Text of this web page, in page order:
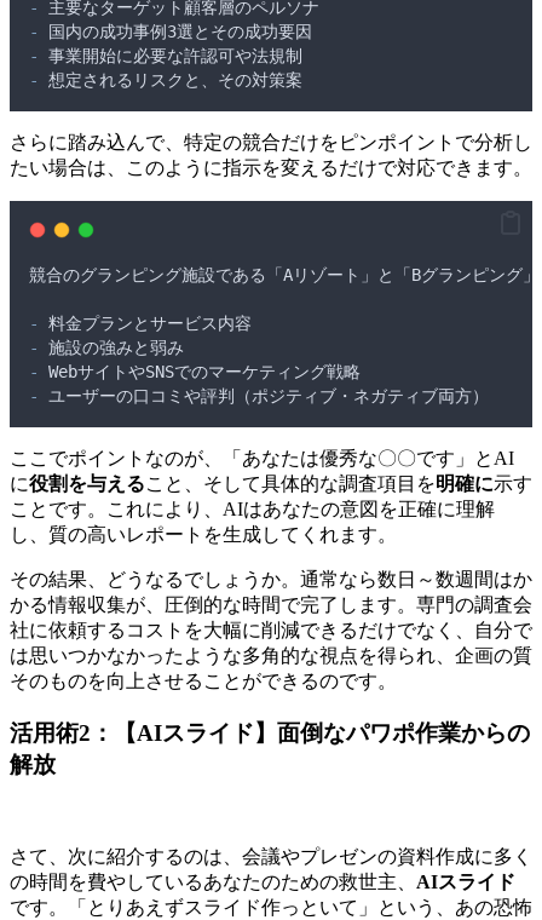
-
主要なターゲット顧客層のペルソナ
-
国内の成功事例3選とその成功要因
-
事業開始に必要な許認可や法規制
-
想定されるリスクと 、 その対策案
さらに踏み込んで、特定の競合だけをピンポイントで分析し
たい場合は、このように指示を変えるだけで対応できます。
競合のグランピング施設である 「 Aリゾート 」 と 「 Bグランピング 」
-
料金プランとサービス内容
-
施設の強みと弱み
-
WebサイトやSNSでのマーケティング戦略
-
ユーザーの口コミや評判 （ポジティブ ・ ネガティブ両方）
ここでポイントなのが、「あなたは優秀な〇〇です」とAI
に役割を与えること、そして具体的な調査項目を明確に示す
ことです。これにより、AIはあなたの意図を正確に理解
し、質の高いレポートを生成してくれます。
その結果、どうなるでしょうか。通常なら数日～数週間はか
かる情報収集が、圧倒的な時間で完了します。専門の調査会
社に依頼するコストを大幅に削減できるだけでなく、自分で
は思いつかなかったような多角的な視点を得られ、企画の質
そのものを向上させることができるのです。
活用術2：【AIスライド】面倒なパワポ作業からの
解放
さて、次に紹介するのは、会議やプレゼンの資料作成に多く
の時間を費やしているあなたのための救世主、 AIスライド
です。「とりあえずスライド作っといて」という、あの恐怖